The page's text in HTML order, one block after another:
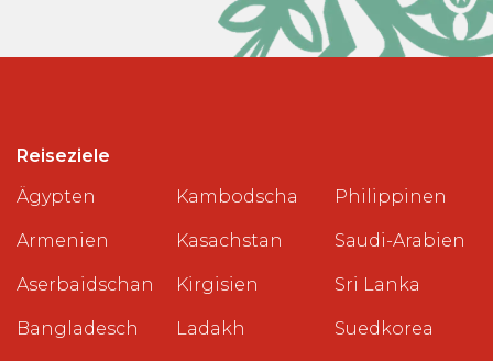
Reiseziele
Ägypten
Armenien
Aserbaidschan
Bangladesch
Kambodscha
Kasachstan
Kirgisien
Ladakh
Philippinen
Saudi-Arabien
Sri Lanka
Suedkorea